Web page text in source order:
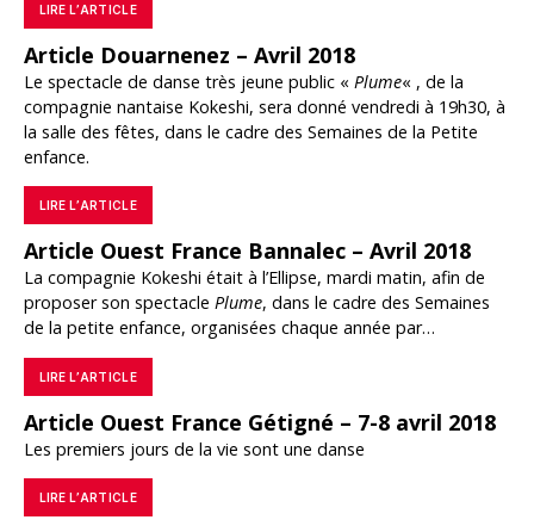
LIRE L’ARTICLE
Article Douarnenez – Avril 2018
Le spectacle de danse très jeune public « Plume« , de la
compagnie nantaise Kokeshi, sera donné vendredi à 19h30, à
la salle des fêtes, dans le cadre des Semaines de la Petite
enfance.
LIRE L’ARTICLE
Article Ouest France Bannalec – Avril 2018
La compagnie Kokeshi était à l’Ellipse, mardi matin, afin de
proposer son spectacle Plume, dans le cadre des Semaines
de la petite enfance, organisées chaque année par…
LIRE L’ARTICLE
Article Ouest France Gétigné – 7-8 avril 2018
Les premiers jours de la vie sont une danse
LIRE L’ARTICLE